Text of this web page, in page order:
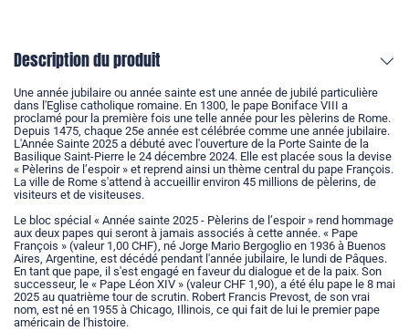
Description du produit
Une année jubilaire ou année sainte est une année de jubilé particulière
dans l'Eglise catholique romaine. En 1300, le pape Boniface VIII a
proclamé pour la première fois une telle année pour les pèlerins de Rome.
Depuis 1475, chaque 25e année est célébrée comme une année jubilaire.
L'Année Sainte 2025 a débuté avec l'ouverture de la Porte Sainte de la
Basilique Saint-Pierre le 24 décembre 2024. Elle est placée sous la devise
« Pèlerins de l’espoir » et reprend ainsi un thème central du pape François.
La ville de Rome s'attend à accueillir environ 45 millions de pèlerins, de
visiteurs et de visiteuses.
Le bloc spécial « Année sainte 2025 - Pèlerins de l’espoir » rend hommage
aux deux papes qui seront à jamais associés à cette année. « Pape
François » (valeur 1,00 CHF), né Jorge Mario Bergoglio en 1936 à Buenos
Aires, Argentine, est décédé pendant l'année jubilaire, le lundi de Pâques.
En tant que pape, il s'est engagé en faveur du dialogue et de la paix. Son
successeur, le « Pape Léon XIV » (valeur CHF 1,90), a été élu pape le 8 mai
2025 au quatrième tour de scrutin. Robert Francis Prevost, de son vrai
nom, est né en 1955 à Chicago, Illinois, ce qui fait de lui le premier pape
américain de l'histoire.